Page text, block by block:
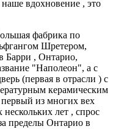
наше вдохновение , это
фабрика по
Шретером,
Барри , Онтарио,
"Наполеон", а с
(первая в отрасли ) с
керамическим
из многих вех
лет , спрос
пределы Онтарио в